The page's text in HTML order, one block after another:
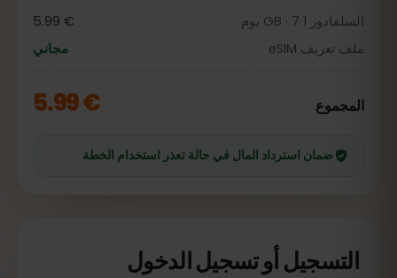
السلفادور 1 GB · 7 يوم
€ 5.99
ملف تعريف eSIM
مجاني
المجموع € 5.99
ضمان استرداد المال في حالة تعذر استخدام الخطة
التسجيل أو تسجيل الدخول